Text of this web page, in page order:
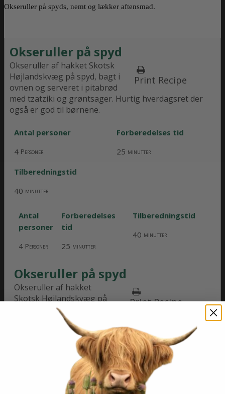
Okseruller på spyds, nemt og lækker aftensmad.
Okseruller på spyd
Print Recipe
Okseruller af hakket Skotsk
Højlandskvæg på spyd, bagt i
ovnen og serveret i pitabrød
med tzatziki og grøntsager. Hurtig hverdagsret der
også er god til børnene.
Antal personer
Forberedelses tid
4 Personer 25 minutter
Tilberedningstid
40 minutter
Antal
personer
Forberedelses
tid
4 Personer 25 minutter
Tilberedningstid
40 minutter
Okseruller på spyd
Print Recipe
Okseruller af hakket
Skotsk Højlandskvæg på
spyd, bagt i ovnen og
serveret i pitabrød med tzatziki og grøntsager.
Hurtig hverdagsret der også er god til børnene.
Forberedelses tid
25 minutter